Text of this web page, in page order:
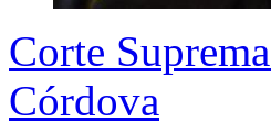
Corte
Córdova